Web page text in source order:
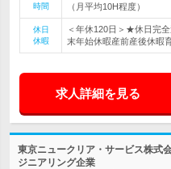
時間
（月平均10H程度）
休日
休暇
＜年休120日＞★休日完
末年始休暇産前産後休暇
求人詳細を見る
東京ニュークリア・サービス株式
ジニアリング企業